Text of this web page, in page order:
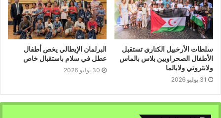
سلطات الأرخبيل الكناري تستقبل
الأطفال الصحراويين بلاس بالماس
ولانثروتي ولابالما
31 يوليو 2026
البرلمان الإيطالي يخص أطفال
عطل في سلام باستقبال خاص
30 يوليو 2026